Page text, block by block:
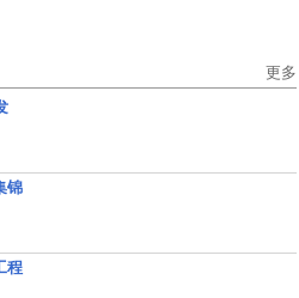
更多
锦
程